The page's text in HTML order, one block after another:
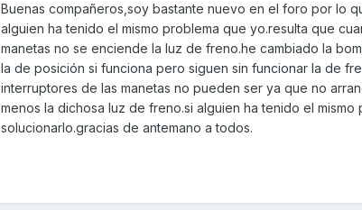
Buenas compañeros,soy bastante nuevo en el foro por lo
alguien ha tenido el mismo problema que yo.resulta que
manetas no se enciende la luz de freno.he cambiado la
la de posición si funciona pero siguen sin funcionar la de
interruptores de las manetas no pueden ser ya que no
menos la dichosa luz de freno.si alguien ha tenido el
solucionarlo.gracias de antemano a todos.